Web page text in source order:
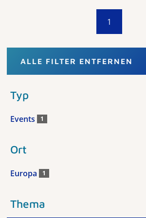
1
ALLE FILTER ENTFERNEN
Typ
Events 1
Ort
Europa 1
Thema